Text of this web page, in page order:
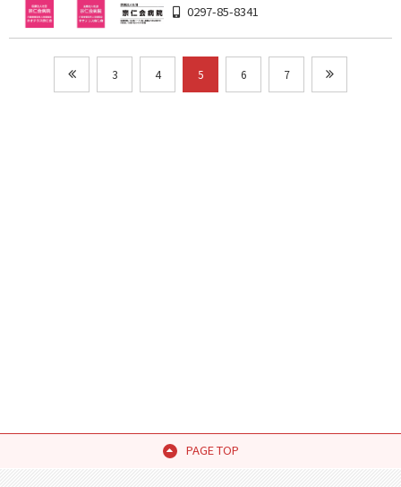
0297-85-8341
3 4 5 6 7
PAGE TOP